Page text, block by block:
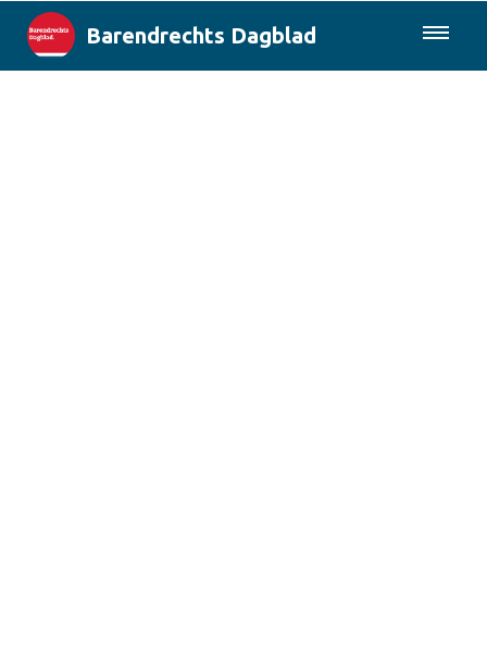
Barendrechts Dagblad